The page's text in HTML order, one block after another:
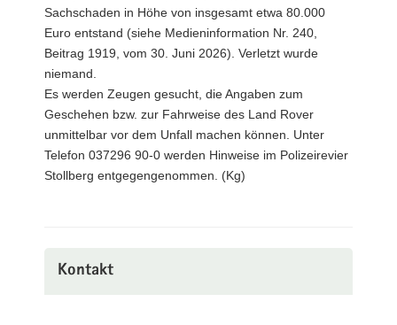
Sachschaden in Höhe von insgesamt etwa 80.000
Euro entstand (siehe Medieninformation Nr. 240,
Beitrag 1919, vom 30. Juni 2026). Verletzt wurde
niemand.
Es werden Zeugen gesucht, die Angaben zum
Geschehen bzw. zur Fahrweise des Land Rover
unmittelbar vor dem Unfall machen können. Unter
Telefon 037296 90-0 werden Hinweise im Polizeirevier
Stollberg entgegengenommen. (Kg)
Kontakt